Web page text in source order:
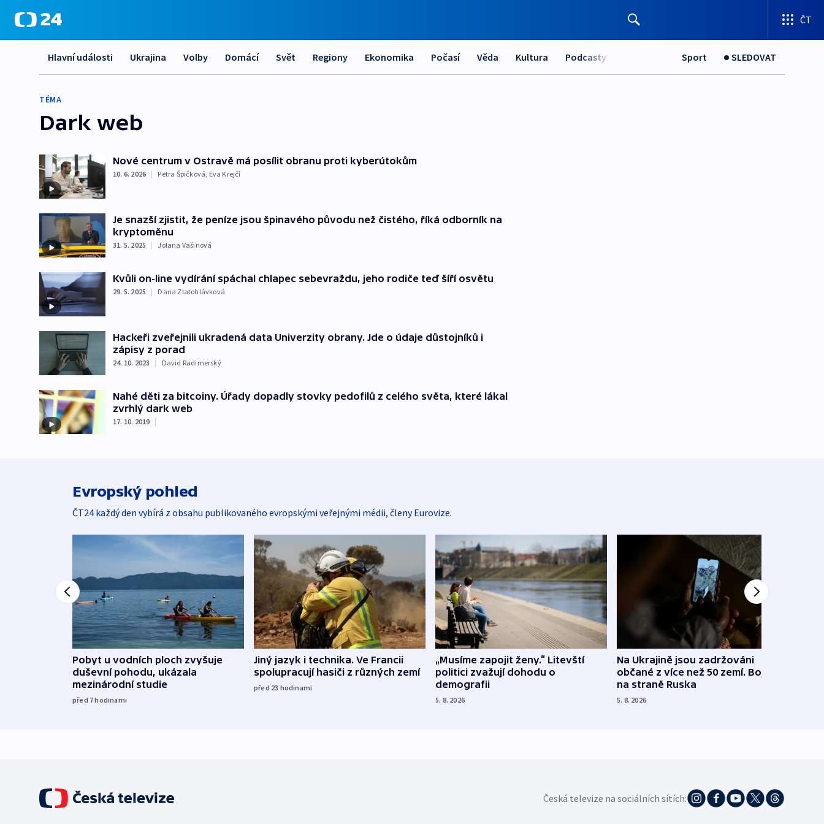
ČT
Hlavní události Ukrajina Volby Domácí Svět Regiony Ekonomika Počasí Věda Kultura Podcasty Sport SLEDOVAT
TÉMA
Dark web
Nové centrum v Ostravě má posílit obranu proti kyberútokům
10. 6. 2026 | Petra Špičková, Eva Krejčí
Je snazší zjistit, že peníze jsou špinavého původu než čistého, říká odborník na
kryptoměnu
31. 5. 2025 | Jolana Vašinová
Kvůli on-line vydírání spáchal chlapec sebevraždu, jeho rodiče teď šíří osvětu
29. 5. 2025 | Dana Zlatohlávková
Hackeři zveřejnili ukradená data Univerzity obrany. Jde o údaje důstojníků i
zápisy z porad
24. 10. 2023 | David Radimerský
Nahé děti za bitcoiny. Úřady dopadly stovky pedofilů z celého světa, které lákal
zvrhlý dark web
17. 10. 2019 |
Evropský pohled
ČT24 každý den vybírá z obsahu publikovaného evropskými veřejnými médii, členy Eurovize.
Pobyt u vodních ploch zvyšuje
duševní pohodu, ukázala
mezinárodní studie
před 7hodinami
Jiný jazyk i technika. Ve Francii
spolupracují hasiči z různých zemí
před 23 hodinami
„Musíme zapojit ženy.“ Litevští
politici zvažují dohodu o
demografii
5. 8. 2026
Na Ukrajině jsou zadržováni
občané z více než 50 zemí. Bojovali
na straně Ruska
5. 8. 2026
Česká televize na sociálních sítích: